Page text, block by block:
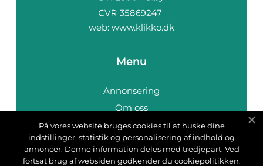
web: www.klikko.dk
Menu
Annonsering
Om oss
Cookies
Kontakta oss
Sitemap
På vores website bruges cookies til at huske dine
indstillinger, statistik og personalisering af indhold og
annoncer. Denne information deles med tredjepart. Ved
fortsat brug af websiden godkender du cookiepolitikken.